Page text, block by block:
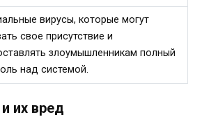
вирусы, которые могут
свое присутствие и
злоумышленникам полный
над системой.
их вред